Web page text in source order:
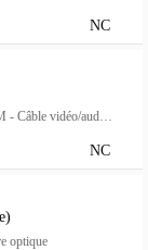
NC
NC
optique